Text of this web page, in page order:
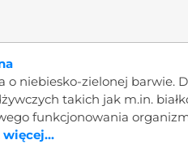
o niebiesko-zielonej barwie.
takich jak m.in.
funkcjonowania
więcej...